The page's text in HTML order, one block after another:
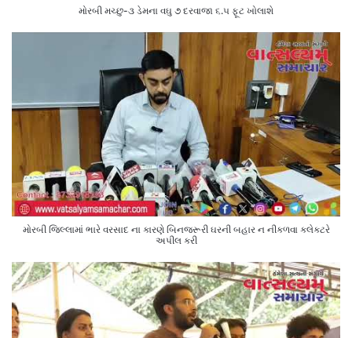
મોરબી મચ્છુ-૩ ડેમના વઘુ ૭ દરવાજા ૬.૫ ફૂટ ખોલાશે
મોરબી જિલ્લામાં ભારે વરસાદ ના કારણે બિનજરૂરી ઘરની બહાર ન નીકળવા કલેક્ટરે
અપીલ કરી